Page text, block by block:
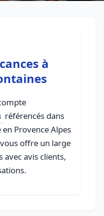
à
référencés dans
Provence Alpes
offre un large
avec avis clients,